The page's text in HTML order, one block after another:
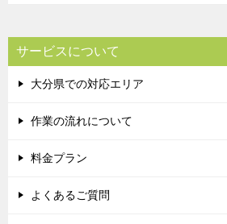
サービスについて
大分県での対応エリア
作業の流れについて
料金プラン
よくあるご質問